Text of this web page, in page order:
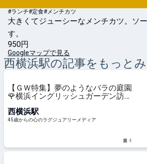
#ランチ#定食#メンチカツ
大きくてジューシーなメンチカツ。ソ
す。
950円
Googleマップで見る
西横浜駅の記事をもっと
【ＧＷ特集】夢のようなバラの庭園
🌹横浜イングリッシュガーデン訪問
西横浜駅
45歳からの心のラグジュアリーメディア
4